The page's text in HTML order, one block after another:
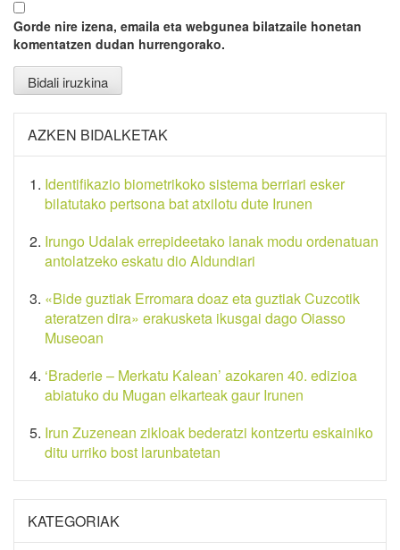
Gorde nire izena, emaila eta webgunea bilatzaile honetan
komentatzen dudan hurrengorako.
AZKEN BIDALKETAK
Identifikazio biometrikoko sistema berriari esker
bilatutako pertsona bat atxilotu dute Irunen
Irungo Udalak errepideetako lanak modu ordenatuan
antolatzeko eskatu dio Aldundiari
«Bide guztiak Erromara doaz eta guztiak Cuzcotik
ateratzen dira» erakusketa ikusgai dago Oiasso
Museoan
‘Braderie – Merkatu Kalean’ azokaren 40. edizioa
abiatuko du Mugan elkarteak gaur Irunen
Irun Zuzenean zikloak bederatzi kontzertu eskainiko
ditu urriko bost larunbatetan
KATEGORIAK